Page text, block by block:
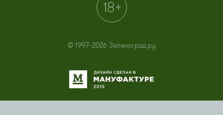
© 1997–2026 Зеленоград.ру